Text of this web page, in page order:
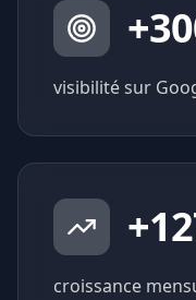
+
visibilité sur
+
croissance